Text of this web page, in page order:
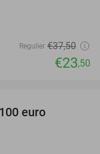
Regulier €37,50
€23,50
euro